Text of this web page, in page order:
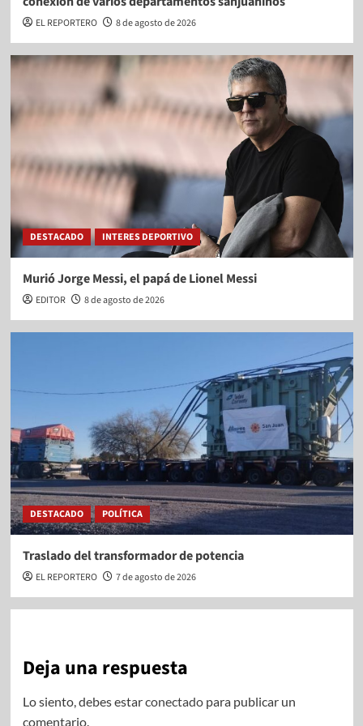
EL REPORTERO 8 de agosto de 2026
DESTACADO INTERES DEPORTIVO
Murió Jorge Messi, el papá de Lionel Messi
EDITOR 8 de agosto de 2026
DESTACADO POLÍTICA
Traslado del transformador de potencia
EL REPORTERO 7 de agosto de 2026
Deja una respuesta
Lo siento, debes estarconectadopara publicar un
comentario.